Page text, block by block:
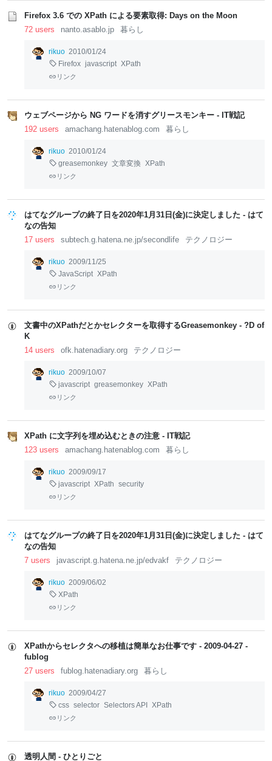
Firefox 3.6 での XPath による要素取得: Days on the Moon
72 users
nanto.asablo.jp 暮らし
rikuo 2010/01/24
Firefox javascript XPath
リンク
ウェブページから NG ワードを消すグリースモンキー - IT戦記
192 users
amachang.hatenablog.com 暮らし
rikuo 2010/01/24
greasemonkey 文章変換 XPath
リンク
はてなグループの終了日を2020年1月31日(金)に決定しました - はて
なの告知
17 users
subtech.g.hatena.ne.jp/secondlife テクノロジー
rikuo 2009/11/25
JavaScript XPath
リンク
文書中のXPathだとかセレクターを取得するGreasemonkey - ?D of
K
14 users
ofk.hatenadiary.org テクノロジー
rikuo 2009/10/07
javascript greasemonkey XPath
リンク
XPath に文字列を埋め込むときの注意 - IT戦記
123 users
amachang.hatenablog.com 暮らし
rikuo 2009/09/17
javascript XPath security
リンク
はてなグループの終了日を2020年1月31日(金)に決定しました - はて
なの告知
7 users
javascript.g.hatena.ne.jp/edvakf テクノロジー
rikuo 2009/06/02
XPath
リンク
XPathからセレクタへの移植は簡単なお仕事です - 2009-04-27 -
fublog
27 users
fublog.hatenadiary.org 暮らし
rikuo 2009/04/27
css selector Selectors API XPath
リンク
透明人間 - ひとりごと